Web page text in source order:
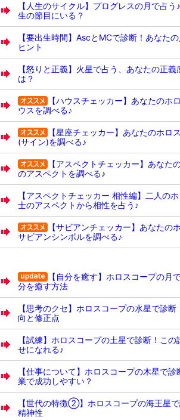
【人生のサイクル】プログレスの月で占
生の節目にいる？
【要出生時間】AscとMCで診断！あなた
ヒント
【怒りと正義】火星で占う、あなたの正
は？
【ハウスチェッカー】あなたのホ
ウスを調べる♪
【星座チェッカー】あなたのホロ
(サイン)を調べる♪
【アスペクトチェッカー】あなた
のアスペクトを調べる♪
【アスペクトチェッカー 相性編】二人の
士のアスペクトから相性を占う♪
【サビアンチェッカー】あなたの
サビアンシンボルを調べる♪
【自分を癒す】ホロスコープの月
分を癒す方法
【思考のクセ】ホロスコープの水星で診
向と修正点
【試練】ホロスコープの土星で診断！こ
せになれる♪
【仕事について】ホロスコープの木星で
業で成功しやすい？
【世代の特徴②】ホロスコープの海王星
精神性